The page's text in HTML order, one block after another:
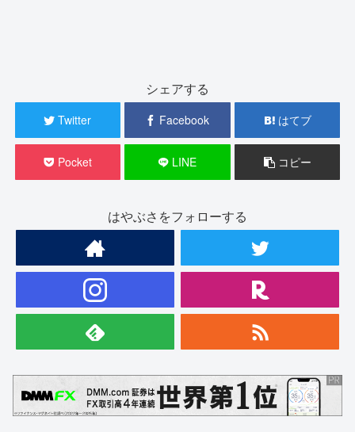
シェアする
Twitter Facebook はてブ
Pocket LINE コピー
はやぶさをフォローする